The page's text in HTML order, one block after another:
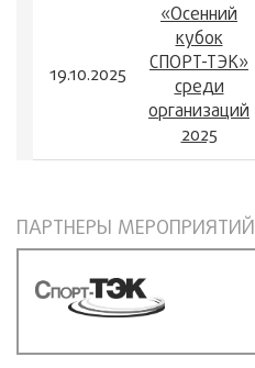
19.10.2025
«Осенний
кубок
СПОРТ-ТЭК»
среди
организаций
2025
ПАРТНЕРЫ МЕРОПРИЯТИЙ